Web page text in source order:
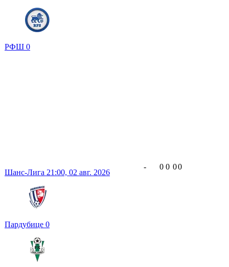
РФШ 0
Шанс-Лига 21:00, 02 авг. 2026
Пардубице 0
- 0 0 00